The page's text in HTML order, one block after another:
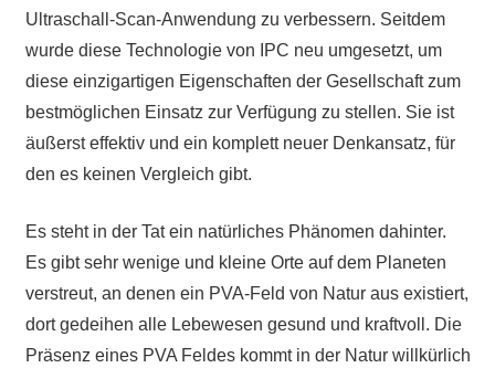
Ultraschall-Scan-Anwendung zu verbessern. Seitdem
wurde diese Technologie von IPC neu umgesetzt, um
diese einzigartigen Eigenschaften der Gesellschaft zum
bestmöglichen Einsatz zur Verfügung zu stellen. Sie ist
äußerst effektiv und ein komplett neuer Denkansatz, für
den es keinen Vergleich gibt.
Es steht in der Tat ein natürliches Phänomen dahinter.
Es gibt sehr wenige und kleine Orte auf dem Planeten
verstreut, an denen ein PVA-Feld von Natur aus existiert,
dort gedeihen alle Lebewesen gesund und kraftvoll. Die
Präsenz eines PVA Feldes kommt in der Natur willkürlich